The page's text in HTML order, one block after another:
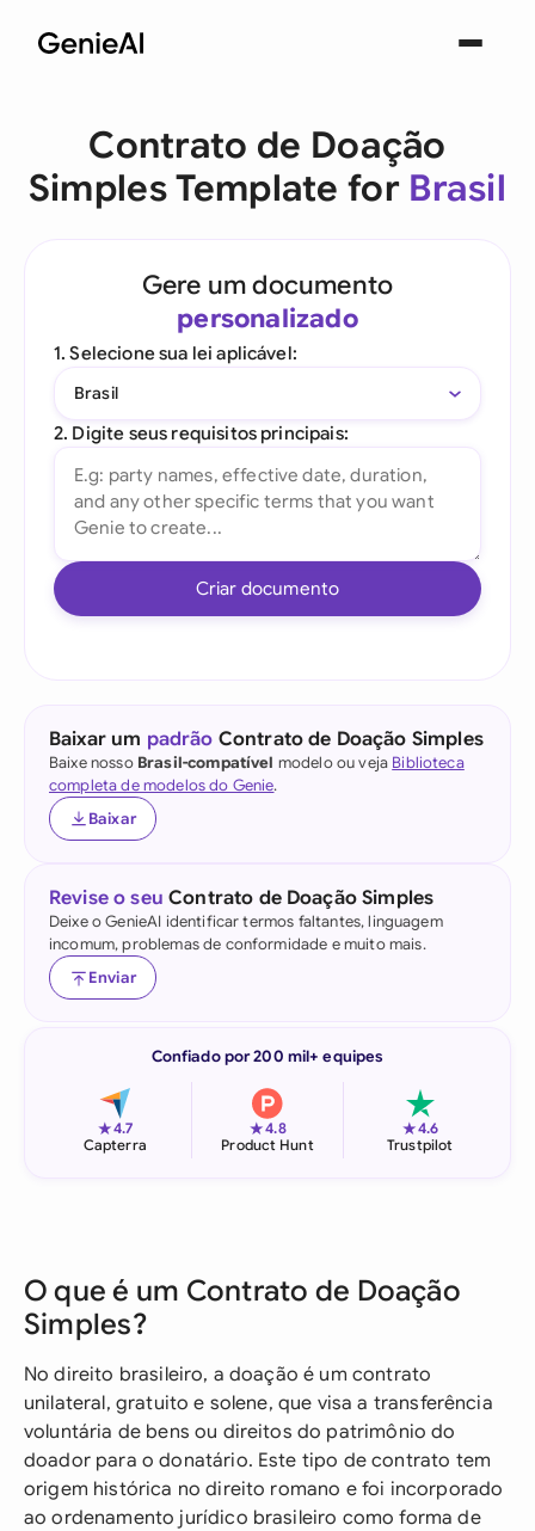
Contrato de Doação
Simples Template for Brasil
Gere um documento
personalizado
1. Selecione sua lei aplicável:
Brasil
2. Digite seus requisitos principais:
Criar documento
Baixar um padrão Contrato de Doação Simples
Baixe nosso Brasil-compatível modelo ou veja Biblioteca
completa de modelos do Genie.
Baixar
Revise o seu Contrato de Doação Simples
Deixe o GenieAI identificar termos faltantes, linguagem
incomum, problemas de conformidade e muito mais.
Enviar
Confiado por 200 mil+ equipes
★4.7
Capterra
★4.8
Product Hunt
★4.6
Trustpilot
O que é um Contrato de Doação
Simples?
No direito brasileiro, a doação é um contrato
unilateral, gratuito e solene, que visa a transferência
voluntária de bens ou direitos do patrimônio do
doador para o donatário. Este tipo de contrato tem
origem histórica no direito romano e foi incorporado
ao ordenamento jurídico brasileiro como forma de